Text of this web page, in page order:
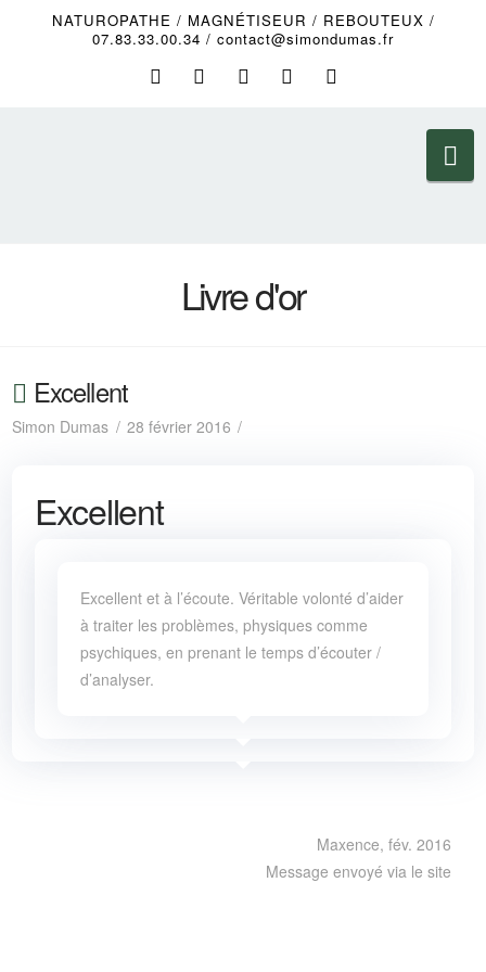
NATUROPATHE / MAGNÉTISEUR / REBOUTEUX /
07.83.33.00.34 / contact@simondumas.fr
Livre d'or
Excellent
Simon Dumas 28 février 2016
Excellent
Excellent et à l’écoute. Véritable volonté d’aider
à traiter les problèmes, physiques comme
psychiques, en prenant le temps d’écouter /
d’analyser.
Maxence, fév. 2016
Message envoyé via le site